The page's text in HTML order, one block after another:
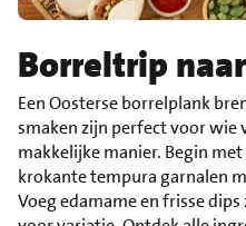
Borreltrip
Een Oosterse borrelplank
smaken zijn perfect voor wie
makkelijke manier. Begin
krokante tempura garnalen
Voeg edamame en frisse